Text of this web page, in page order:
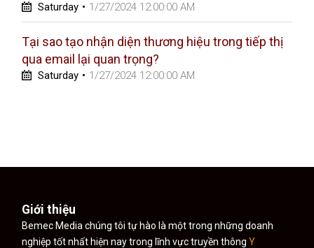
Saturday • 1/27/2024 12:00:00 AM
Tại sao tạo nhận diện thương hiệu trong tiếp thị
qua email lại quan trọng?
Saturday • 1/27/2024 12:00:00 AM
Giới thiệu
Bemec Media chúng tôi tự hào là một trong những doanh
nghiệp tốt nhất hiện nay trong lĩnh vực truyền thôngY